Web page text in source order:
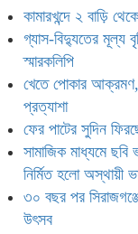
ইকবাল হাসান মাহমুদকে
সিরাজগঞ্জে বিক্ষোভ
পা
কামারখন্দে ২ বাড়ি
গ্যাস-বিদ্যুতের মূল্য
স্মারকলিপি
খেতে পোকার
প্রত্যাশা
ফের পাটের সুদিন
সামাজিক মাধ্যমে
নির্মিত হলো অস্থায়ী
৩০ বছর পর
উৎসব